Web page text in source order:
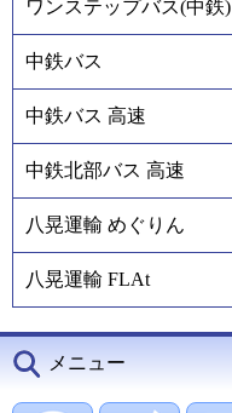
ワンステップバス(中鉄)
中鉄バス
中鉄バス 高速
中鉄北部バス 高速
八晃運輸 めぐりん
八晃運輸 FLAt
メニュー